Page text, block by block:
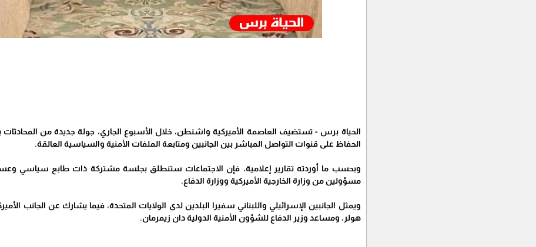
الحياة برس - تستضيف العاصمة الأميركية واشنطن، خلال الأسبوع الجاري، جولة جديدة من المحادثات
الحفاظ على قنوات التواصل المباشر بين الجانبين ومتابعة الملفات الأمنية والسياسية العالقة.
وبحسب ما أوردته تقارير إعلامية، فإن الاجتماعات ستنطلق بجلسة مشتركة ذات طابع سياسي
مسؤولين من وزارة الخارجية الأميركية ووزارة الدفاع.
ويمثل الجانبين الإسرائيلي واللبناني سفيرا البلدين لدى الولايات المتحدة، فيما يشارك عن الجانب
هولر، ومساعد وزير الدفاع للشؤون الأمنية الدولية دان زيمرمان.